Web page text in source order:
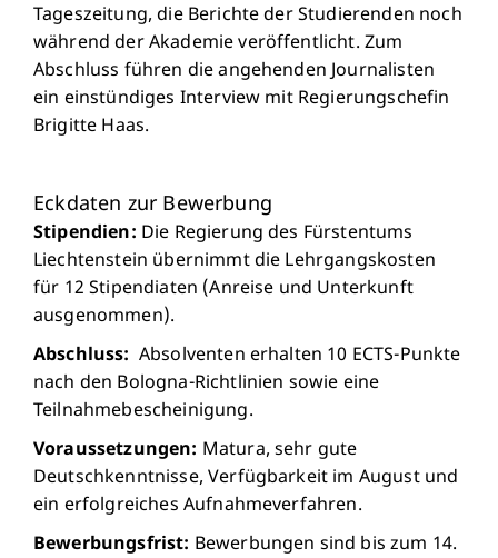
Tageszeitung, die Berichte der Studierenden noch
während der Akademie veröffentlicht. Zum
Abschluss führen die angehenden Journalisten
ein einstündiges Interview mit Regierungschefin
Brigitte Haas.
Eckdaten zur Bewerbung
Stipendien: Die Regierung des Fürstentums
Liechtenstein übernimmt die Lehrgangskosten
für 12 Stipendiaten (Anreise und Unterkunft
ausgenommen).
Abschluss: Absolventen erhalten 10 ECTS-Punkte
nach den Bologna-Richtlinien sowie eine
Teilnahmebescheinigung.
Voraussetzungen: Matura, sehr gute
Deutschkenntnisse, Verfügbarkeit im August und
ein erfolgreiches Aufnahmeverfahren.
Bewerbungsfrist: Bewerbungen sind bis zum 14.